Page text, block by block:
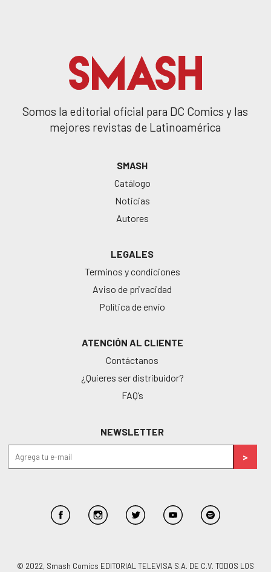
Somos la editorial oficial para DC Comics y las
mejores revistas de Latinoamérica
SMASH
Catálogo
Noticias
Autores
LEGALES
Terminos y condiciones
Aviso de privacidad
Política de envío
ATENCIÓN AL CLIENTE
Contáctanos
¿Quieres ser distribuidor?
FAQ’s
NEWSLETTER
© 2022, Smash Comics EDITORIAL TELEVISA S.A. DE C.V. TODOS LOS